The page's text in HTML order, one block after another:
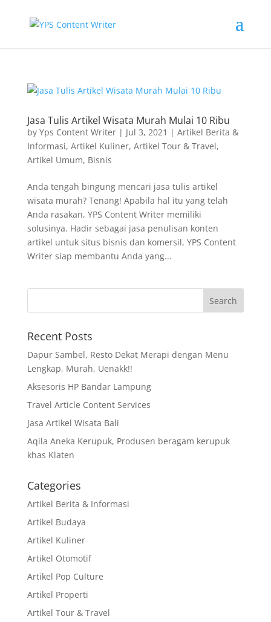
Jasa Tulis Artikel Wisata Murah Mulai 10 Ribu
by Yps Content Writer| Jul 3, 2021 | Artikel Berita &
Informasi, Artikel Kuliner, Artikel Tour & Travel,
Artikel Umum, Bisnis
Anda tengah bingung mencari jasa tulis artikel
wisata murah? Tenang! Apabila hal itu yang telah
Anda rasakan, YPS Content Writer memiliki
solusinya. Hadir sebagai jasa penulisan konten
artikel untuk situs bisnis dan komersil, YPS Content
Writer siap membantu Anda yang...
Recent Posts
Dapur Sambel, Resto Dekat Merapi dengan Menu
Lengkap, Murah, Uenakk!!
Aksesoris HP Bandar Lampung
Travel Article Content Services
Jasa Artikel Wisata Bali
Aqila Aneka Kerupuk, Produsen beragam kerupuk
khas Klaten
Categories
Artikel Berita & Informasi
Artikel Budaya
Artikel Kuliner
Artikel Otomotif
Artikel Pop Culture
Artikel Properti
Artikel Tour & Travel